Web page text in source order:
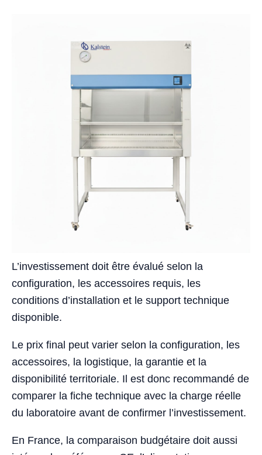
L’investissement doit être évalué selon la
configuration, les accessoires requis, les
conditions d’installation et le support technique
disponible.
Le prix final peut varier selon la configuration, les
accessoires, la logistique, la garantie et la
disponibilité territoriale. Il est donc recommandé de
comparer la fiche technique avec la charge réelle
du laboratoire avant de confirmer l’investissement.
En France, la comparaison budgétaire doit aussi